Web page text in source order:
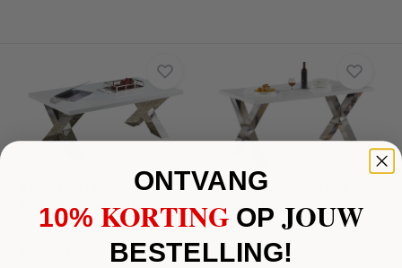
Salontafel Magnum Wit
MDF - Diverse Mate...
Glas en marmer blad mogelijk, zilveren en gouden...
Eettafel Magnum Wit MDF
- Diverse Maten
€834,- €695,-
ONTVANG
10% KORTING OPJOUW
BESTELLING!